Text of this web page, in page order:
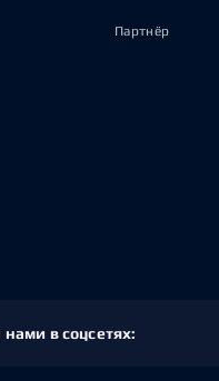
Партнёр
в соцсетях: